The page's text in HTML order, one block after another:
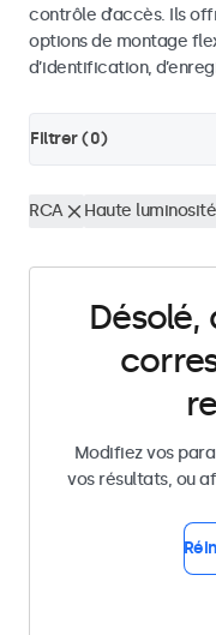
contrôle d’accès. Ils
options de montage
d’identification,
Filtrer (0)
RCA Haute luminosité
Désolé,
Modifiez vos
vos résultats, ou